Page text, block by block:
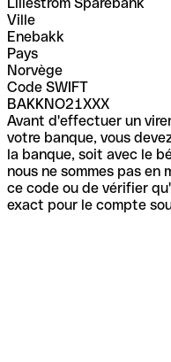
Ville
Enebakk
Pays
Norvège
Code SWIFT
BAKKNO21XXX
Avant d'effectuer un
votre banque, vous
la banque, soit avec le
nous ne sommes pas
ce code ou de vérifier
exact pour le compte